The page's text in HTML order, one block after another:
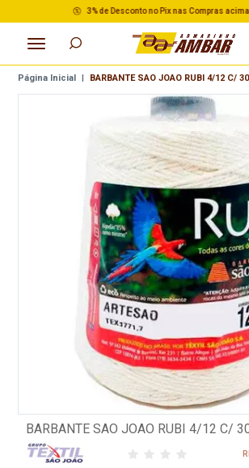
3% de Desconto no Pix nas Compras acima
Página Inicial | BARBANTE SAO JOAO RUBI 4/12 C/
BARBANTE SAO JOAO RUBI 4/12 C/